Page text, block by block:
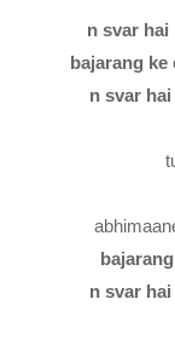
n svar hai
bajarang ke
n svar
n svar